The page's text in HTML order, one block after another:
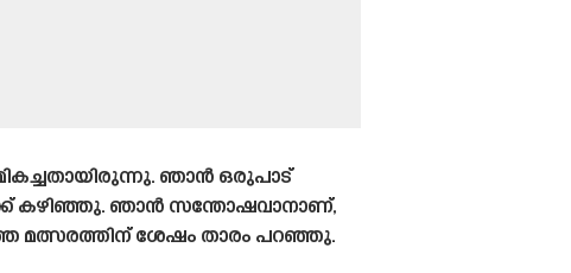
ഞാൻ ഒരുപാട്
കഴിഞ്ഞു. ഞാൻ സന്തോഷവാനാണ്,
മത്സരത്തിന് ശേഷം താരം പറഞ്ഞു.